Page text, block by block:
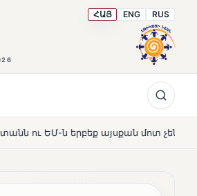
ՀԱՅ ENG RUS
երբեք այսքան մոտ չեն եղել»